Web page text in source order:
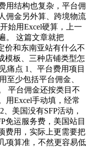
用结构也复杂，平台佣
佣金另外算、跨境物流
始用Excel硬算，上一
。 这篇文章就把
价和东南亚站有什么不
模板、三种店铺类型怎
痛点 1、平台费用项目
至少包括平台佣金、
平台佣金还按类目不
用Excel手动填，经常
美国没有SFP活动，
免运服务费，美国站目
费用，实际上更需要把
项算准，不然更容易低